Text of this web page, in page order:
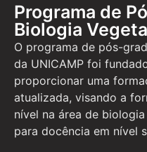
Programa de
Biologia
O programa de pós-
da UNICAMP foi
proporcionar uma
atualizada, visando a
nível na área de
para docência em nível